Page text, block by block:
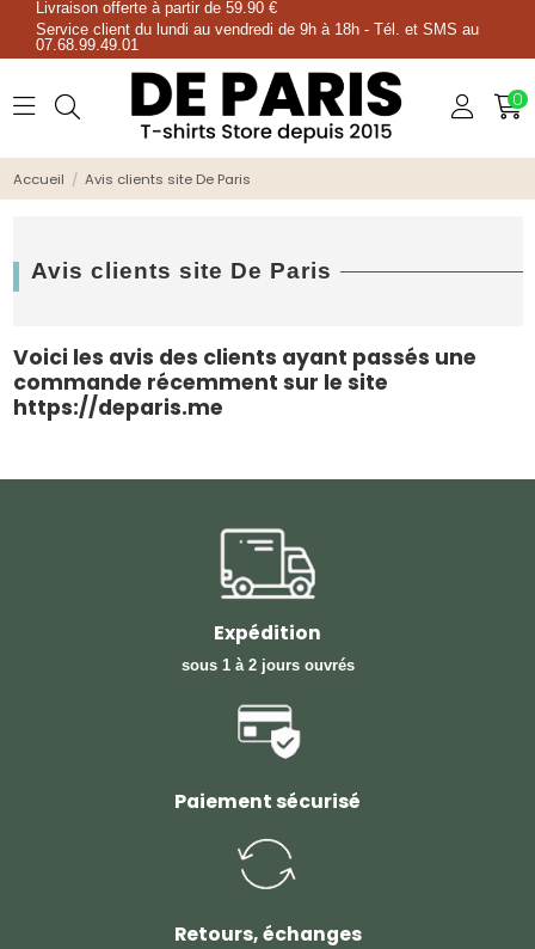
Livraison offerte à partir de 59.90 €
Service client du lundi au vendredi de 9h à 18h - Tél. et SMS au
07.68.99.49.01
0
Accueil Avis clients site De Paris
Avis clients site De Paris
Voici les avis des clients ayant passés une
commande récemment sur le site
https://deparis.me
Expédition
sous 1 à 2 jours ouvrés
Paiement sécurisé
Retours, échanges